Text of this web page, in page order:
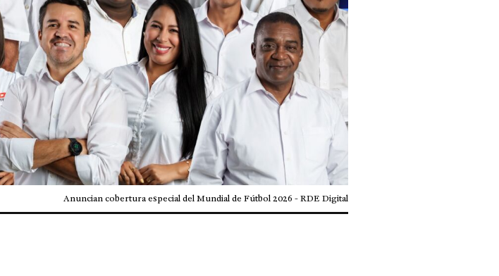
Anuncian cobertura especial del Mundial de Fútbol 2026 - RDE Digital